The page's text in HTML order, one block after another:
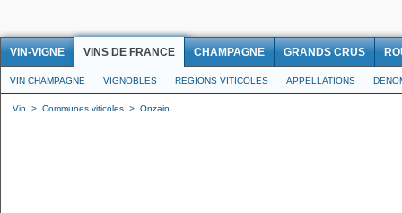
VIN-VIGNE VINS DE FRANCE CHAMPAGNE GRANDS CRUS
VIN CHAMPAGNE VIGNOBLES REGIONS VITICOLES APPELLATIONS
Vin > Communes viticoles > Onzain